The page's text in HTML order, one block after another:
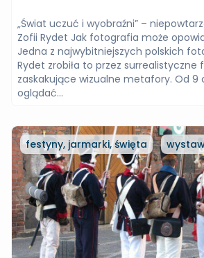
„Świat uczuć i wyobraźni” –
Zofii Rydet Jak fotografia może
Jedna z najwybitniejszych polskich
Rydet zrobiła to przez
zaskakujące wizualne metafory. Od 9
oglądać...
festyny, jarmarki, święta